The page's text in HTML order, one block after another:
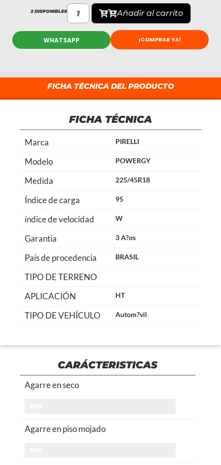
2 DISPONIBLES Añadir al carrito
WHATSAPP ¡COMPRAR YA!
FICHA TÉCNICA DEL PRODUCTO
FICHA TÉCNICA
Marca PIRELLI
Modelo POWERGY
Medida 225/45R18
Índice de carga 95
índice de velocidad W
Garantía 3 A?os
País de procedencia BRASIL
TIPO DE TERRENO
APLICACIÓN
HT
TIPO DE VEHÍCULO Autom?vil
CARÁCTERISTICAS
Agarre en seco
Agarre en piso mojado